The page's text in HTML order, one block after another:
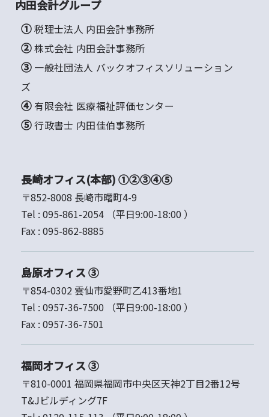
内田会計グループ
① 税理士法人 内田会計事務所
② 株式会社 内田会計事務所
③ 一般社団法人 バックオフィスソリューション
ズ
④ 有限会社 医療福祉評価センター
⑤ 行政書士 内田佳伯事務所
長崎オフィス(本部) ①②③④⑤
〒852-8008 長崎市曙町4-9
Tel : 095-861-2054
（平日9:00-18:00 ）
Fax : 095-862-8885
島原オフィス ③
〒854-0302 雲仙市愛野町乙413番地1
Tel : 0957-36-7500
（平日9:00-18:00 ）
Fax : 0957-36-7501
福岡オフィス ③
〒810-0001 福岡県福岡市中央区天神2丁目2番12号
T&Jビルディング7F